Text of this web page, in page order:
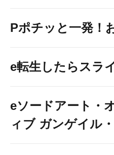
Pポチッと一発！
e転生したらスラ
eソードアート・
ィブ ガンゲイル